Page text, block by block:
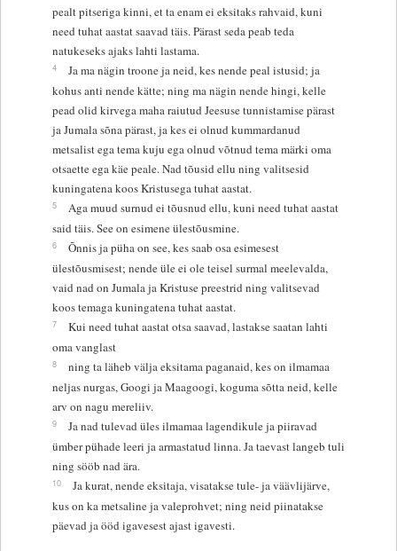
pealt pitseriga kinni, et ta enam ei eksitaks rahvaid, kuni
need tuhat aastat saavad täis. Pärast seda peab teda
natukeseks ajaks lahti lastama.
4
Ja ma nägin troone ja neid, kes nende peal istusid; ja
kohus anti nende kätte; ning ma nägin nende hingi, kelle
pead olid kirvega maha raiutud Jeesuse tunnistamise pärast
ja Jumala sõna pärast, ja kes ei olnud kummardanud
metsalist ega tema kuju ega olnud võtnud tema märki oma
otsaette ega käe peale. Nad tõusid ellu ning valitsesid
kuningatena koos Kristusega tuhat aastat.
5
Aga muud surnud ei tõusnud ellu, kuni need tuhat aastat
said täis. See on esimene ülestõusmine.
6
Õnnis ja püha on see, kes saab osa esimesest
ülestõusmisest; nende üle ei ole teisel surmal meelevalda,
vaid nad on Jumala ja Kristuse preestrid ning valitsevad
koos temaga kuningatena tuhat aastat.
7
Kui need tuhat aastat otsa saavad, lastakse saatan lahti
oma vanglast
8
ning ta läheb välja eksitama paganaid, kes on ilmamaa
neljas nurgas, Googi ja Maagoogi, koguma sõtta neid, kelle
arv on nagu mereliiv.
9
Ja nad tulevad üles ilmamaa lagendikule ja piiravad
ümber pühade leeri ja armastatud linna. Ja taevast langeb tuli
ning sööb nad ära.
10
Ja kurat, nende eksitaja, visatakse tule- ja väävlijärve,
kus on ka metsaline ja valeprohvet; ning neid piinatakse
päevad ja ööd igavesest ajast igavesti.